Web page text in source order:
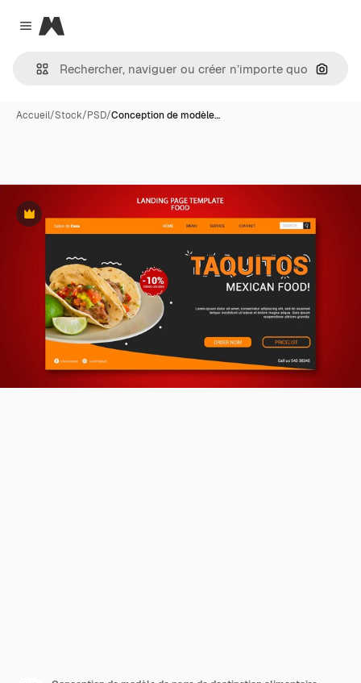
Close menu
Magnific
Accueil/Stock/PSD/Conception de modèle…
Premium